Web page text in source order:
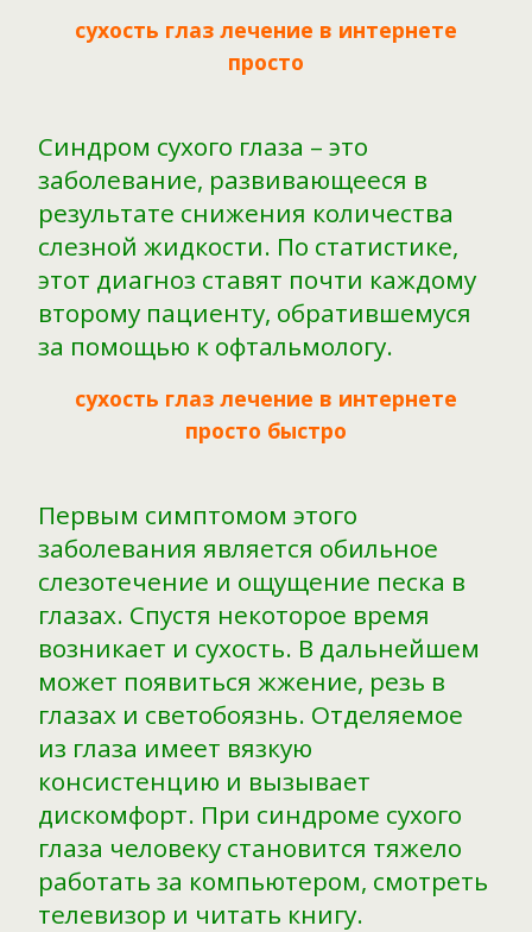
сухость глаз лечение в интернете
просто
Синдром сухого глаза – это
заболевание, развивающееся в
результате снижения количества
слезной жидкости. По статистике,
этот диагноз ставят почти каждому
второму пациенту, обратившемуся
за помощью к офтальмологу.
сухость глаз лечение в интернете
просто быстро
Первым симптомом этого
заболевания является обильное
слезотечение и ощущение песка в
глазах. Спустя некоторое время
возникает и сухость. В дальнейшем
может появиться жжение, резь в
глазах и светобоязнь. Отделяемое
из глаза имеет вязкую
консистенцию и вызывает
дискомфорт. При синдроме сухого
глаза человеку становится тяжело
работать за компьютером, смотреть
телевизор и читать книгу.